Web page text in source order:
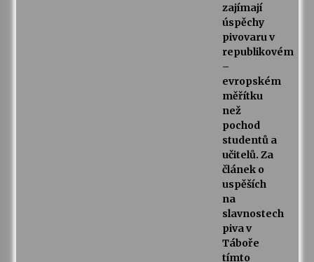
zajímají
úspěchy
pivovaru v
republikovém
–
evropském
měřítku
než
pochod
studentů a
učitelů. Za
článek o
uspěších
na
slavnostech
piva v
Táboře
tímto